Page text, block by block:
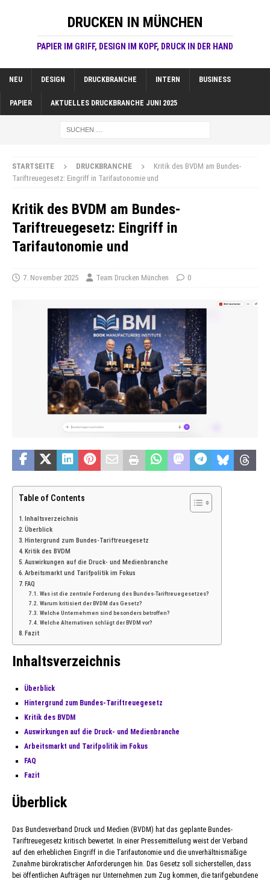
DRUCKEN IN MÜNCHEN
PAPIER IM GRIFF, DESIGN IM KOPF, DRUCK IN DER HAND
NEU DESIGN DRUCKBRANCHE INTERN BUSINESS
PAPIER AKTUELLES DRUCKBRANCHE JUNI 2025
STARTSEITE DRUCKBRANCHE
Kritik des BVDM am Bundes-
Tariftreuegesetz: Eingriff in Tarifautonomie und
Kritik des BVDM am Bundes-
Tariftreuegesetz: Eingriff in
Tarifautonomie und
7. November 2025 Team Drucken München 0
Table of Contents
Inhaltsverzeichnis
Überblick
Hintergrund zum Bundes-Tariftreuegesetz
Kritik des BVDM
Auswirkungen auf die Druck- und Medienbranche
Arbeitsmarkt und Tarifpolitik im Fokus
FAQ
Was ist die zentrale Forderung des Bundes-Tariftreuegesetzes?
Warum kritisiert der BVDM das Gesetz?
Welche Unternehmen sind besonders betroffen?
Welche Alternativen schlägt der BVDM vor?
Fazit
Inhaltsverzeichnis
Überblick
Hintergrund zum Bundes-Tariftreuegesetz
Kritik des BVDM
Auswirkungen auf die Druck- und Medienbranche
Arbeitsmarkt und Tarifpolitik im Fokus
FAQ
Fazit
Überblick
Das Bundesverband Druck und Medien (BVDM) hat das geplante Bundes-
Tariftreuegesetz kritisch bewertet. In einer Pressemitteilung weist der Verband
auf den erheblichen Eingriff in die Tarifautonomie und die unverhältnismäßige
Zunahme bürokratischer Anforderungen hin. Das Gesetz soll sicherstellen, dass
bei öffentlichen Aufträgen nur Unternehmen zum Zug kommen, die tarifgebundene